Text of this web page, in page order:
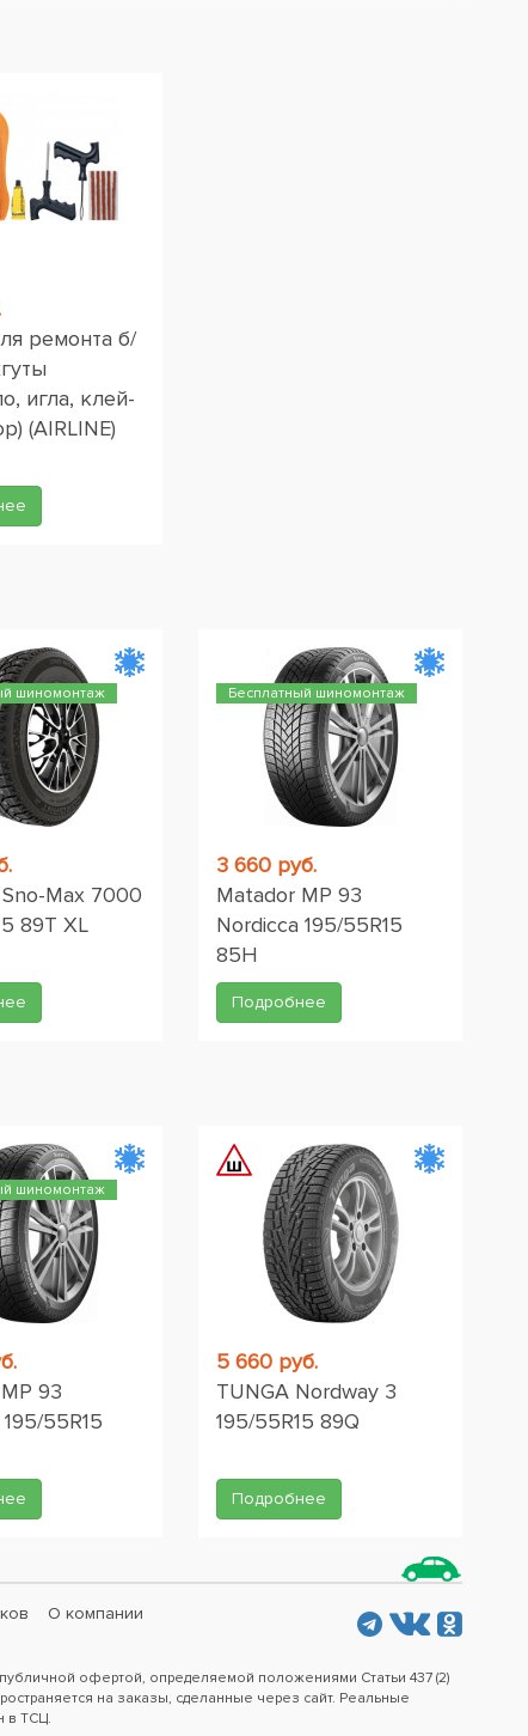
ремонта б/
игла, клей-
(AIRLINE)
шиномонтаж
Max 7000
89T XL
Бесплатный шиномонтаж
3 660 руб.
Matador MP 93
Nordicca 195/55R15
85H
Подробнее
шиномонтаж
93
55R15
5 660 руб.
TUNGA Nordway 3
195/55R15 89Q
Подробнее
О компании
офертой, определяемой положениями Статьи 437 (2)
на заказы, сделанные через сайт. Реальные
в ТСЦ.